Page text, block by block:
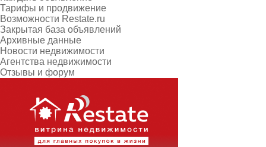
Тарифы и продвижение
Возможности Restate.ru
Закрытая база объявлений
Архивные данные
Новости недвижимости
Агентства недвижимости
Отзывы и форум